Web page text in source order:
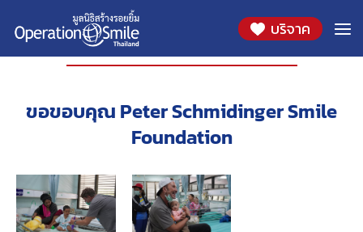
บริจาค
องค์กรที่ร่วมสนับสนุน
ขอขอบคุณ Peter Schmidinger Smile
Foundation